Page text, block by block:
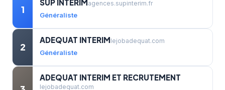
1
SUP INTERIMagences.supinterim.fr
Généraliste
2
ADEQUAT INTERIMlejobadequat.com
Généraliste
ADEQUAT INTERIM ET RECRUTEMENT
lejobadequat.com